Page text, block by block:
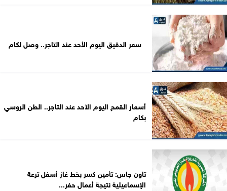
سعر الدقيق اليوم الأحد عند التاجر.. وصل لكام
أسعار القمح اليوم الأحد عند التاجر.. الطن الروسي
بكام
تاون جاس: تأمين كسر بخط غاز أسفل ترعة
الإسماعيلية نتيجة أعمال حفر...